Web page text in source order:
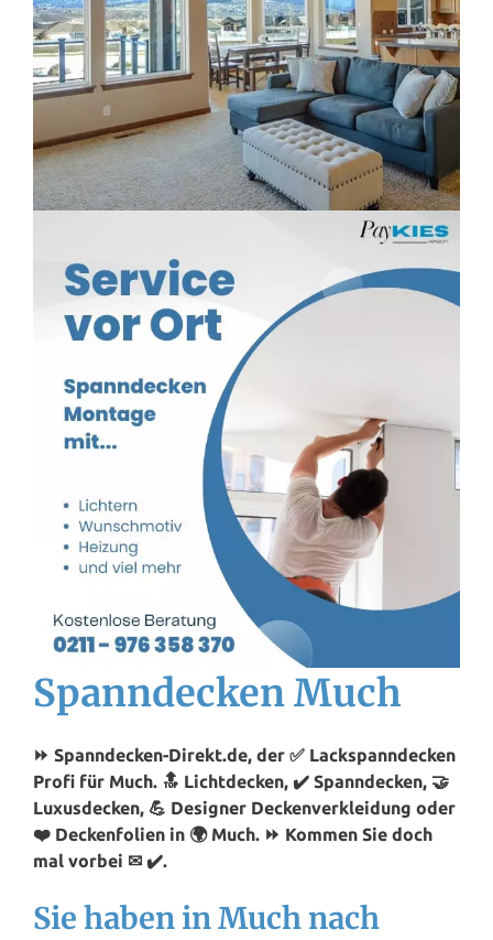
Spanndecken Much
⏩ Spanndecken-Direkt.de, der ✅ Lackspanndecken
Profi für Much. 🔝 Lichtdecken, ✔️ Spanndecken, 🤝
Luxusdecken, 💪 Designer Deckenverkleidung oder
❤️ Deckenfolien in 🌍 Much. ⏩ Kommen Sie doch
mal vorbei ✉ ✔️.
Sie haben in Much nach